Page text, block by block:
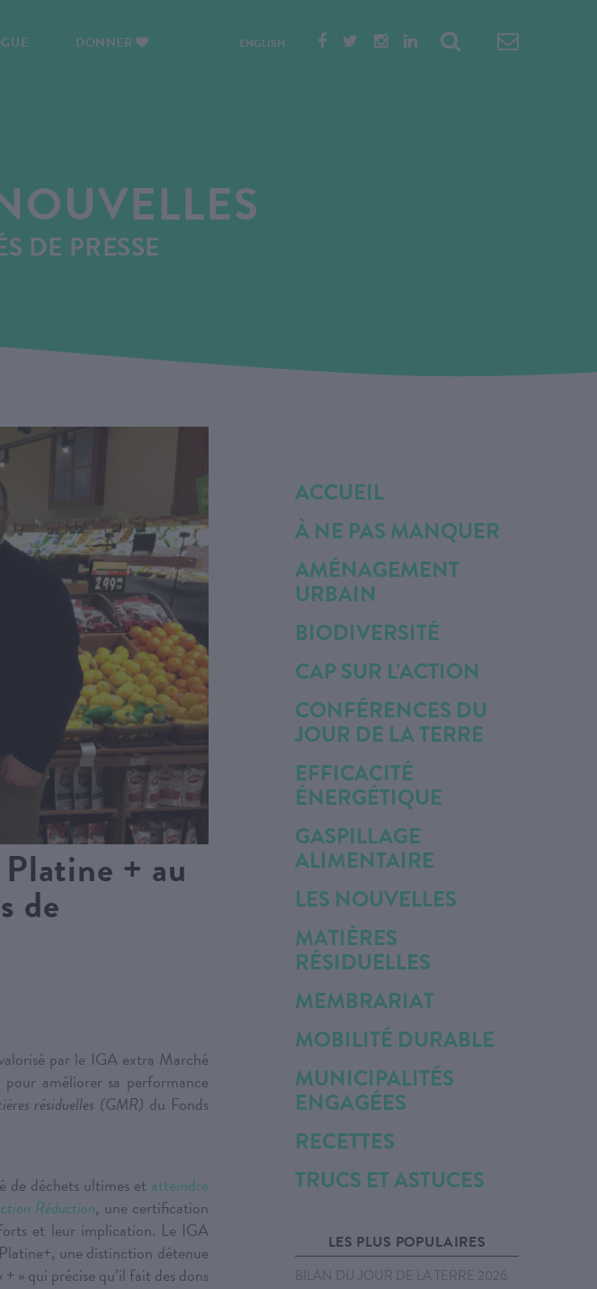
ENGLISH
DONNER
DE PRESSE
+ au
de
par le IGA extra Marché
améliorer sa performance
résiduelles (GMR) du Fonds
de déchets ultimes et atteindre
Réduction, une certification
et leur implication. Le IGA
une distinction détenue
» qui précise qu’il fait des dons
ACCUEIL
À NE PAS MANQUER
AMÉNAGEMENT
URBAIN
BIODIVERSITÉ
CAP SUR L'ACTION
CONFÉRENCES DU
JOUR DE LA TERRE
EFFICACITÉ
ÉNERGÉTIQUE
GASPILLAGE
ALIMENTAIRE
LES NOUVELLES
MATIÈRES
RÉSIDUELLES
MEMBRARIAT
MOBILITÉ DURABLE
MUNICIPALITÉS
ENGAGÉES
RECETTES
TRUCS ET ASTUCES
LES PLUS POPULAIRES
BILAN DU JOUR DE LA TERRE 2026